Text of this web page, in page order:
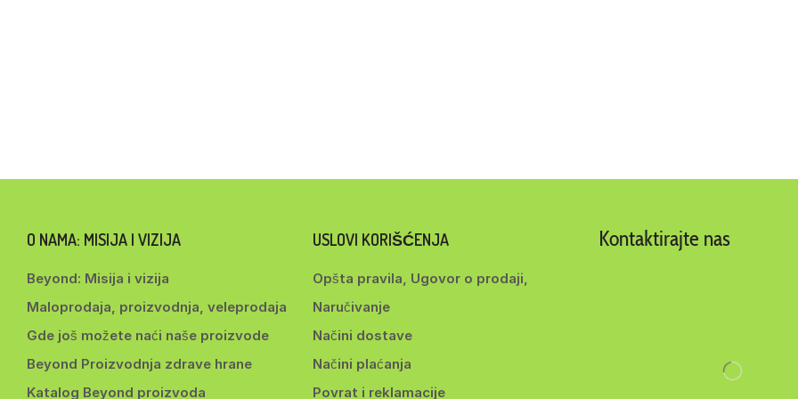
O NAMA: MISIJA I VIZIJA
Beyond: Misija i vizija
Maloprodaja, proizvodnja, veleprodaja
Gde još možete naći naše proizvode
Beyond Proizvodnja zdrave hrane
Katalog Beyond proizvoda
USLOVI KORIŠĆENJA
Opšta pravila, Ugovor o prodaji,
Naručivanje
Načini dostave
Načini plaćanja
Povrat i reklamacije
Kontaktirajte nas